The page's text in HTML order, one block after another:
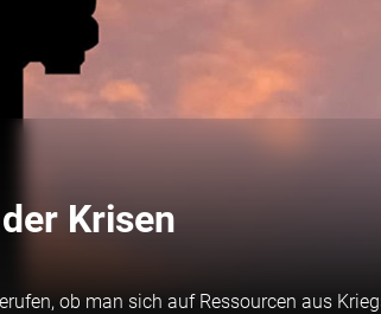
Krisen
ob man sich auf Ressourcen aus